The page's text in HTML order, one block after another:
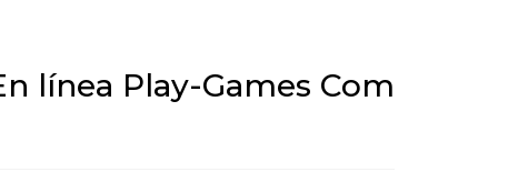
línea Play-Games Com